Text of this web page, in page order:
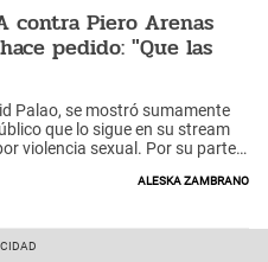
contra Piero Arenas
pedido: "Que las
Palao, se mostró sumamente
que lo sigue en su stream
violencia sexual. Por su parte,
Aleska Zambrano